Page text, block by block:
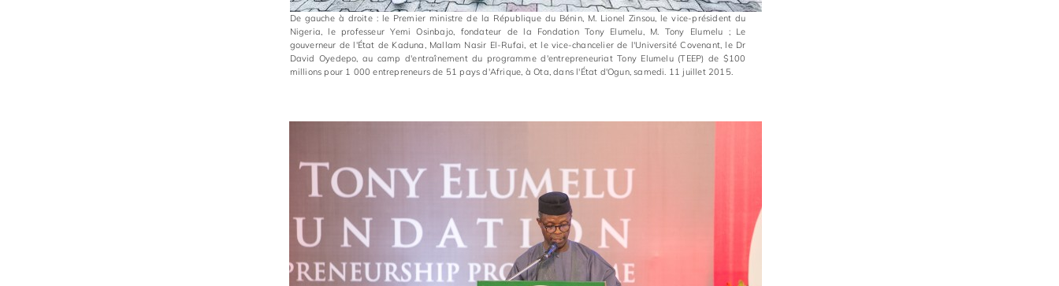
De gauche à droite : le Premier ministre de la République du Bénin, M. Lionel Zinsou, le vice-président du
Nigeria, le professeur Yemi Osinbajo, fondateur de la Fondation Tony Elumelu, M. Tony Elumelu ; Le
gouverneur de l'État de Kaduna, Mallam Nasir El-Rufai, et le vice-chancelier de l'Université Covenant, le Dr
David Oyedepo, au camp d'entraînement du programme d'entrepreneuriat Tony Elumelu (TEEP) de $100
millions pour 1 000 entrepreneurs de 51 pays d'Afrique, à Ota, dans l'État d'Ogun, samedi. 11 juillet 2015.